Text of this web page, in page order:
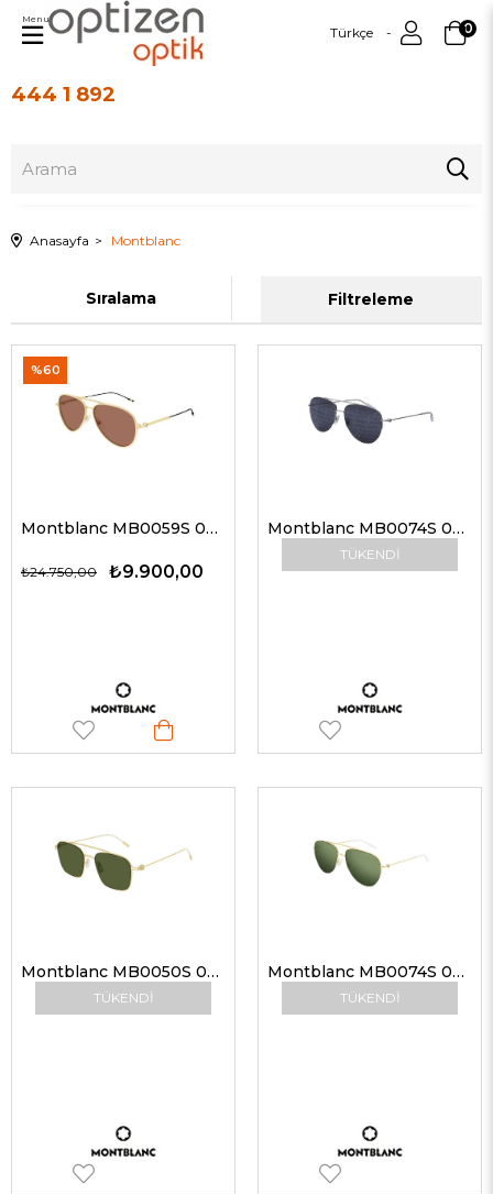
444 1 892
Türkçe 0
Menu
Anasayfa Montblanc
Filtreleme
Sıralama
Montblanc MB0059S 004 59 Güneş Gözlüğü
₺9.900,00
₺24.750,00
%60
TÜKENDI
Montblanc MB0074S 006 59-16 Güneş Gözlüğü
TÜKENDI
Montblanc MB0050S 008 54 Erkek Güneş Gözlükleri
TÜKENDI
Montblanc MB0074S 002 59-16 Güneş Gözlüğü